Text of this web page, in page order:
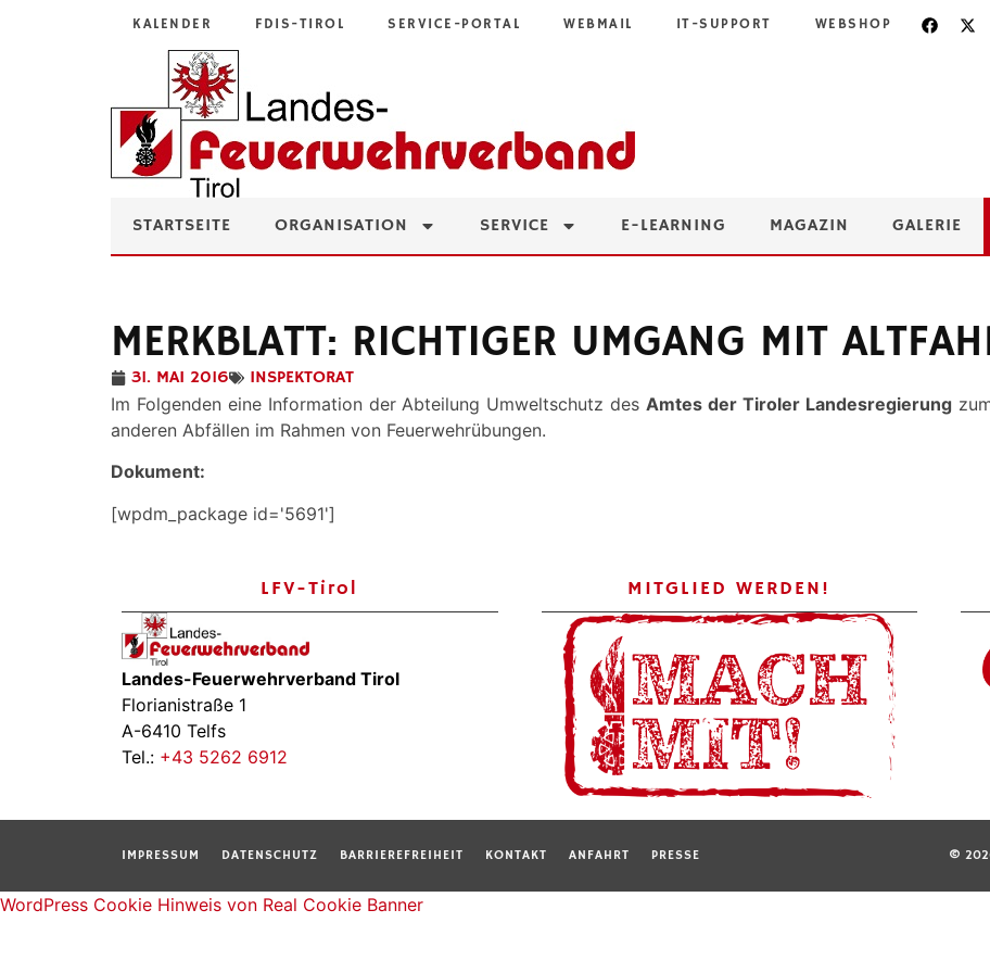
KALENDER FDIS-TIROL SERVICE-PORTAL WEBMAIL IT-SUPPORT WEBSHOP
STARTSEITE ORGANISATION SERVICE E-LEARNING MAGAZIN GALERIE
MERKBLATT: RICHTIGER UMGANG MIT
31. MAI 2016
INSPEKTORAT
Im Folgenden eine Information der Abteilung Umweltschutz desAmtes der Tiroler Landesregierung
anderen Abfällen im Rahmen von Feuerwehrübungen.
Dokument:
[wpdm_package id='5691']
LFV-Tirol
Landes-Feuerwehrverband Tirol
Florianistraße 1
A-6410 Telfs
Tel.: +43 5262 6912
MITGLIED WERDEN!
IMPRESSUM DATENSCHUTZ BARRIEREFREIHEIT KONTAKT ANFAHRT PRESSE ©
WordPress Cookie Hinweis von Real Cookie Banner